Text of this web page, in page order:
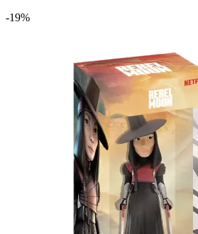
-19%